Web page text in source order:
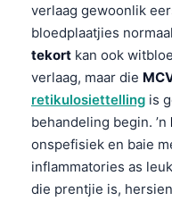
verlaag gewoonlik
bloedplaatjies
tekort kan ook
verlaag, maar die
retikulosiettelling is
behandeling begin. ’n
onspefisiek en baie
inflammatories as
die prentjie is,